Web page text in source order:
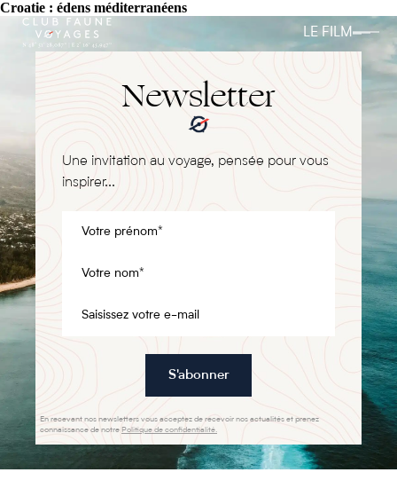
LE FILM
Croatie : édens méditerranéens
Newsletter
Une invitation au voyage, pensée pour vous
inspirer...
S'abonner
En recevant nos newsletters vous acceptez de recevoir nos actualités et prenez
connaissance de notre Politique de confidentialité.